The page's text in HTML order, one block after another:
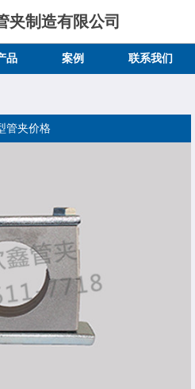
夹制造有限公司
品 案例 联系我们
管夹价格